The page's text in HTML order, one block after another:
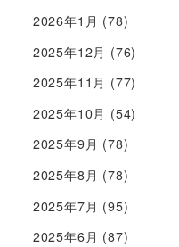
2026年1月 (78)
2025年12月 (76)
2025年11月 (77)
2025年10月 (54)
2025年9月 (78)
2025年8月 (78)
2025年7月 (95)
2025年6月 (87)